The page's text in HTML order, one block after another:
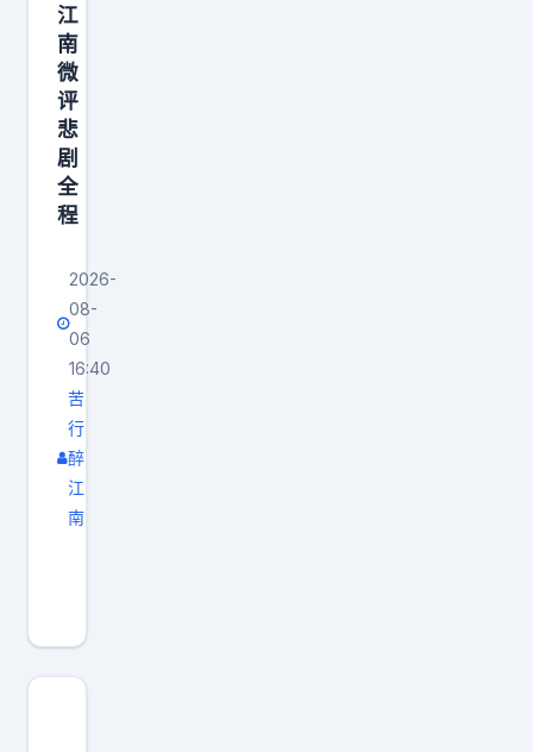
往
现
场
，
但
抵
达
当
事
人
已
经
失
去
生
。
目
江
南
微
评
悲
剧
全
程
2026-
08-
06
16:40
苦
行
醉
江
南
方
回